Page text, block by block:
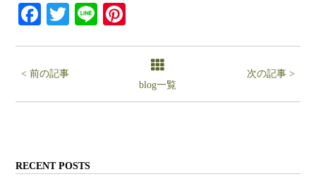
Facebook
Twitter
Line
< 前の記事
blog一覧
次の記事 >
RECENT POSTS